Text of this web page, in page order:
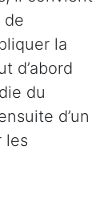
de
la
d’abord
du
d’un
les